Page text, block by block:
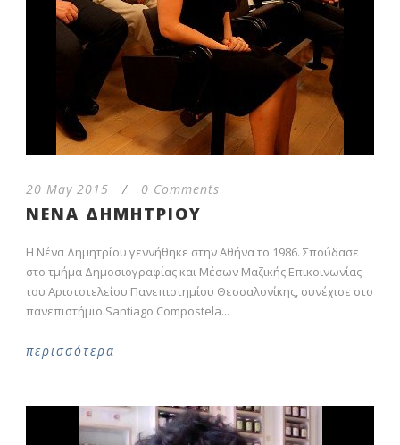
20 May 2015 / 0 Comments
ΝΕΝΑ ΔΗΜΗΤΡΙΟΥ
Η Νένα Δημητρίου γεννήθηκε στην Αθήνα το 1986. Σπούδασε
στο τμήμα Δημοσιογραφίας και Μέσων Μαζικής Επικοινωνίας
του Αριστοτελείου Πανεπιστημίου Θεσσαλονίκης, συνέχισε στο
πανεπιστήμιο Santiago Compostela...
περισσότερα